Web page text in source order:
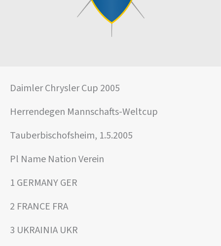
Daimler Chrysler Cup 2005
Herrendegen Mannschafts-Weltcup
Tauberbischofsheim, 1.5.2005
Pl Name Nation Verein
1 GERMANY GER
2 FRANCE FRA
3 UKRAINIA UKR